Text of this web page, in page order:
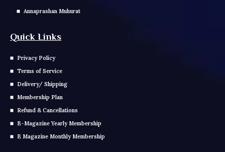
Annaprashan Muhurat
Quick Links
Privacy Policy
Terms of Service
Delivery/ Shipping
Membership Plan
Refund & Cancellations
E-Magazine Yearly Membership
E Magazine Monthly Membership